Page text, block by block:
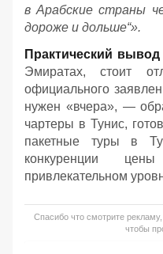
в Арабские страны
дороже и дольше“».
Практический вывод
Эмиратах, стоит
официального
нужен «вчера», —
чартеры в Тунис,
пакетные туры в
конкуренции
привлекательном
Спасибо что смотрите
чтобы